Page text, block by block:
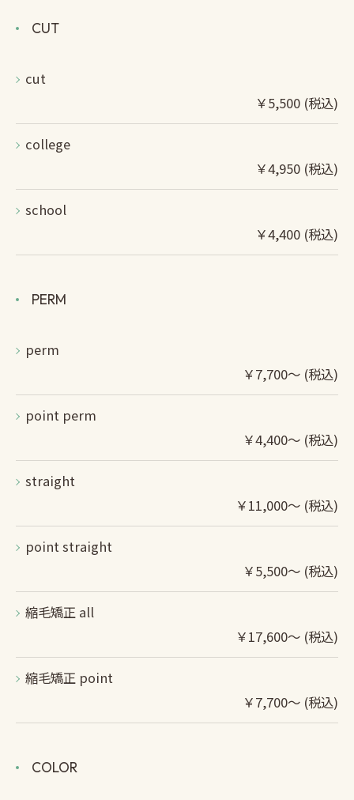
CUT
cut
￥5,500 (税込)
college
￥4,950 (税込)
school
￥4,400 (税込)
PERM
perm
￥7,700～ (税込)
point perm
￥4,400～ (税込)
straight
￥11,000～ (税込)
point straight
￥5,500～ (税込)
縮毛矯正 all
￥17,600～ (税込)
縮毛矯正 point
￥7,700～ (税込)
COLOR